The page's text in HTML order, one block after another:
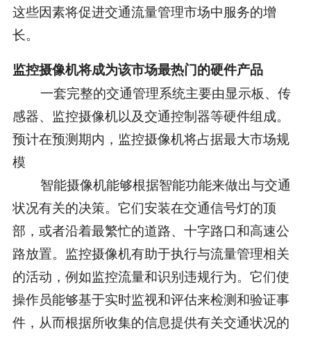
这些因素将促进交通流量管理市场中服务的增
长。
监控摄像机将成为该市场最热门的硬件产品
一套完整的交通管理系统主要由显示板、传
感器、监控摄像机以及交通控制器等硬件组成。
预计在预测期内，监控摄像机将占据最大市场规
模
智能摄像机能够根据智能功能来做出与交通
状况有关的决策。它们安装在交通信号灯的顶
部，或者沿着最繁忙的道路、十字路口和高速公
路放置。监控摄像机有助于执行与流量管理相关
的活动，例如监控流量和识别违规行为。它们使
操作员能够基于实时监视和评估来检测和验证事
件，从而根据所收集的信息提供有关交通状况的